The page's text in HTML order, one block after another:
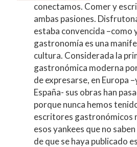
conectamos. Comer y
ambas pasiones.
estaba convencida –como
gastronomía es una
cultura. Considerada la
gastronómica moderna
de expresarse, en Europa
España- sus obras han
porque nunca hemos
escritores gastronómicos
esos yankees que no
de que se haya publicado